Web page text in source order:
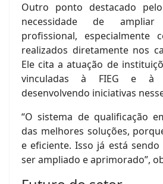
Outro ponto destacado
necessidade de
profissional, especialmente
realizados diretamente nos
Ele cita a atuação de
vinculadas à FIEG e à
desenvolvendo iniciativas
“O sistema de qualificação
das melhores soluções,
e eficiente. Isso já está
ser ampliado e aprimorado”,